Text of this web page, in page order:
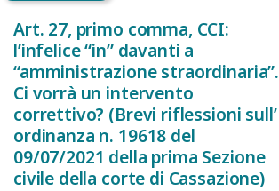
Art. 27, primo comma, CCI:
l’infelice “in” davanti a
“amministrazione straordinaria”.
Ci vorrà un intervento
correttivo? (Brevi riflessioni sull’
ordinanza n. 19618 del
09/07/2021 della prima Sezione
civile della corte di Cassazione)